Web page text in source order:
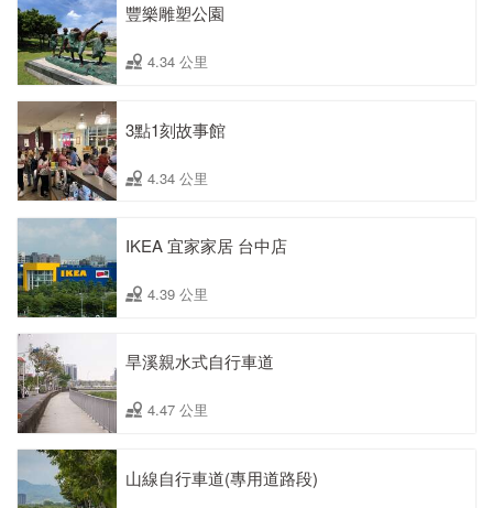
豐樂雕塑公園
4.34 公里
3點1刻故事館
4.34 公里
IKEA 宜家家居 台中店
4.39 公里
旱溪親水式自行車道
4.47 公里
山線自行車道(專用道路段)